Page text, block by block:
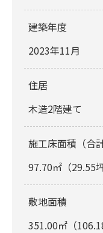
建築年度
2023年11月
住居
木造2階建て
施工床面積（合計
97.70㎡（29.55坪
敷地面積
351.00㎡（